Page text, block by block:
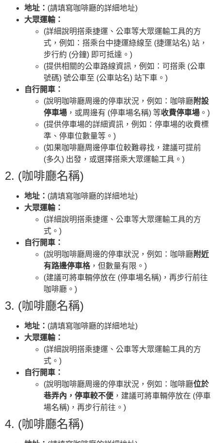
地址： (請填寫咖啡廳的詳細地址)
大眾運輸：
(詳細說明搭乘捷運、公車等大眾運輸工具的方
式，例如：搭乘台中捷運綠線至 (捷運站名) 站，
步行約 (分鐘) 即可抵達。)
(提供相關的公車路線資訊，例如：可搭乘 (公車
號碼) 號公車至 (公車站名) 站下車。)
自行開車：
(說明咖啡廳周邊的停車狀況，例如：咖啡廳附設
停車場 ，或周邊有 (停車場名稱) 等收費停車場 。)
(提供停車場的詳細資訊，例如：停車場的收費標
準、停車位數量等。)
(如果咖啡廳周邊停車位較難尋找，建議可提前
(多久) 出發，或選擇搭乘大眾運輸工具。)
2. (咖啡廳名稱)
地址： (請填寫咖啡廳的詳細地址)
大眾運輸：
(詳細說明搭乘捷運、公車等大眾運輸工具的方
式。)
自行開車：
(說明咖啡廳周邊的停車狀況，例如：咖啡廳附近
有路邊停車格，但數量有限。)
(建議可將車輛停放在 (停車場名稱)，再步行前往
咖啡廳。)
3. (咖啡廳名稱)
地址： (請填寫咖啡廳的詳細地址)
大眾運輸：
(詳細說明搭乘捷運、公車等大眾運輸工具的方
式。)
自行開車：
(說明咖啡廳周邊的停車狀況，例如：咖啡廳位於
巷弄內，停車較不便 ，建議可將車輛停放在 (停車
場名稱)，再步行前往。)
4. (咖啡廳名稱)